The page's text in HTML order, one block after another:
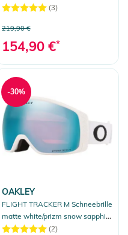
(3)
219,90 €
154,90 €*
OAKLEY
FLIGHT TRACKER M Schneebrille
matte white/prizm snow sapphire
irid
(2)
-30%